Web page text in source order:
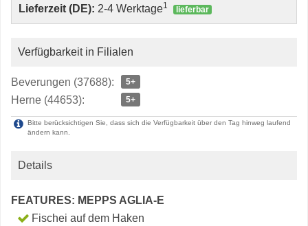
Lieferzeit (DE): 2-4 Werktage1 lieferbar
Verfügbarkeit in Filialen
Beverungen (37688): 5+
Herne (44653): 5+
Bitte berücksichtigen Sie, dass sich die Verfügbarkeit über den Tag hinweg laufend
ändern kann.
Details
FEATURES: MEPPS AGLIA-E
Fischei auf dem Haken